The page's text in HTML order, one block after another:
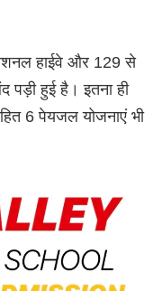
हाईवे और 129 से
पड़ी हुई है। इतना ही
6 पेयजल योजनाएं भी